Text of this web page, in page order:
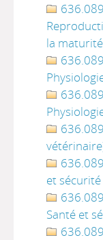
la maturité
et sécurité
Santé et